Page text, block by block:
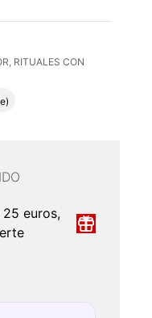
, RITUALES CON
de 5 en base a
euros,